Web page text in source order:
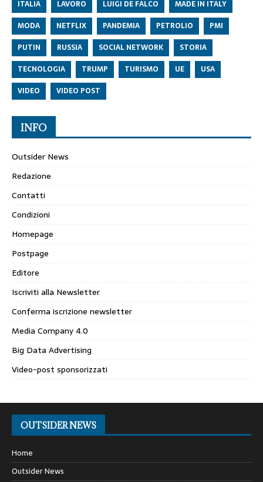
ITALIA LAVORO LUIGI DE FALCO
MADE IN ITALY
MODA
NETFLIX PANDEMIA PETROLIO
PMI
PUTIN
RUSSIA SOCIAL NETWORK
STORIA
TECNOLOGIA
TRUMP TURISMO UE
USA
VIDEO
VIDEO POST
INFO
Outsider News
Redazione
Contatti
Condizioni
Homepage
Postpage
Editore
Iscriviti alla Newsletter
Conferma iscrizione newsletter
Media Company 4.0
Big Data Advertising
Video-post sponsorizzati
OUTSIDER NEWS
Home
Outsider News